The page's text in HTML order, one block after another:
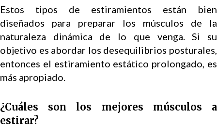
Estos tipos de estiramientos están bien
diseñados para preparar los músculos de la
naturaleza dinámica de lo que venga. Si su
objetivo es abordar los desequilibrios posturales,
entonces el estiramiento estático prolongado, es
más apropiado.
¿Cuáles son los mejores músculos a
estirar?